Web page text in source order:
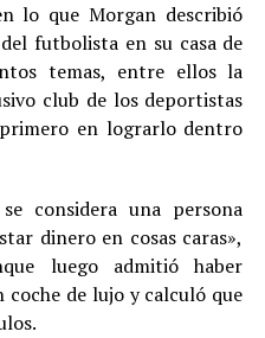
lo que Morgan describió
futbolista en su casa de
temas, entre ellos la
club de los deportistas
en lograrlo dentro
considera una persona
dinero en cosas caras»,
luego admitió haber
de lujo y calculó que